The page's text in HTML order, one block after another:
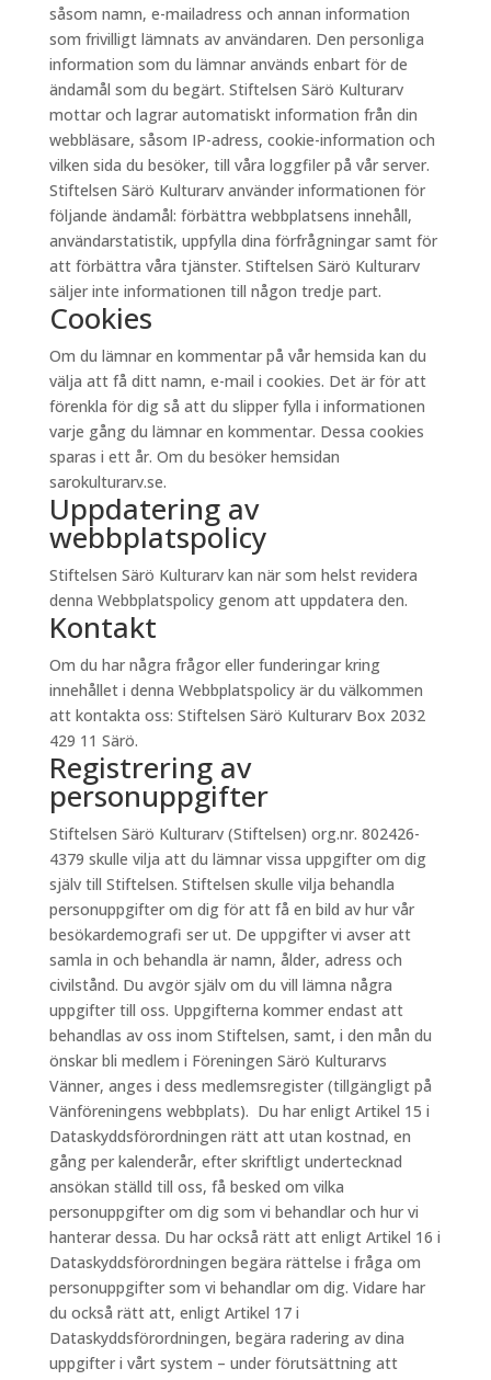
såsom namn, e-mailadress och annan information
som frivilligt lämnats av användaren. Den personliga
information som du lämnar används enbart för de
ändamål som du begärt. Stiftelsen Särö Kulturarv
mottar och lagrar automatiskt information från din
webbläsare, såsom IP-adress, cookie-information och
vilken sida du besöker, till våra loggfiler på vår server.
Stiftelsen Särö Kulturarv använder informationen för
följande ändamål: förbättra webbplatsens innehåll,
användarstatistik, uppfylla dina förfrågningar samt för
att förbättra våra tjänster. Stiftelsen Särö Kulturarv
säljer inte informationen till någon tredje part.
Cookies
Om du lämnar en kommentar på vår hemsida kan du
välja att få ditt namn, e-mail i cookies. Det är för att
förenkla för dig så att du slipper fylla i informationen
varje gång du lämnar en kommentar. Dessa cookies
sparas i ett år. Om du besöker hemsidan
sarokulturarv.se.
Uppdatering av
webbplatspolicy
Stiftelsen Särö Kulturarv kan när som helst revidera
denna Webbplatspolicy genom att uppdatera den.
Kontakt
Om du har några frågor eller funderingar kring
innehållet i denna Webbplatspolicy är du välkommen
att kontakta oss: Stiftelsen Särö Kulturarv Box 2032
429 11 Särö.
Registrering av
personuppgifter
Stiftelsen Särö Kulturarv (Stiftelsen) org.nr. 802426-
4379 skulle vilja att du lämnar vissa uppgifter om dig
själv till Stiftelsen. Stiftelsen skulle vilja behandla
personuppgifter om dig för att få en bild av hur vår
besökardemografi ser ut. De uppgifter vi avser att
samla in och behandla är namn, ålder, adress och
civilstånd. Du avgör själv om du vill lämna några
uppgifter till oss. Uppgifterna kommer endast att
behandlas av oss inom Stiftelsen, samt, i den mån du
önskar bli medlem i Föreningen Särö Kulturarvs
Vänner, anges i dess medlemsregister (tillgängligt på
Vänföreningens webbplats). Du har enligt Artikel 15 i
Dataskyddsförordningen rätt att utan kostnad, en
gång per kalenderår, efter skriftligt undertecknad
ansökan ställd till oss, få besked om vilka
personuppgifter om dig som vi behandlar och hur vi
hanterar dessa. Du har också rätt att enligt Artikel 16 i
Dataskyddsförordningen begära rättelse i fråga om
personuppgifter som vi behandlar om dig. Vidare har
du också rätt att, enligt Artikel 17 i
Dataskyddsförordningen, begära radering av dina
uppgifter i vårt system – under förutsättning att